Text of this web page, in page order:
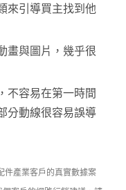
來引導買主找到他
畫與圖片，幾乎很
不容易在第一時間
分動線很容易誤導
件產業客戶的真實數據案